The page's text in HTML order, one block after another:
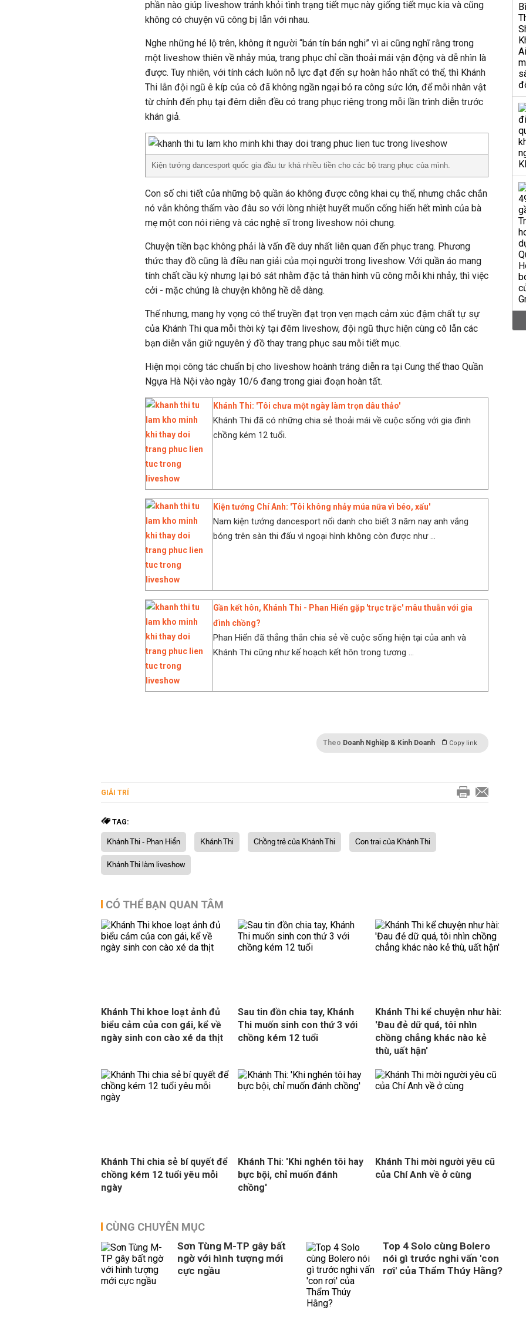
phần nào giúp liveshow tránh khỏi tình trạng tiết mục này giống tiết mục kia và cũng
không có chuyện vũ công bị lẫn với nhau.
Nghe những hé lộ trên, không ít người “bán tín bán nghi” vì ai cũng nghĩ rằng trong
một liveshow thiên về nhảy múa, trang phục chỉ cần thoải mái vận động và dễ nhìn là
được. Tuy nhiên, với tính cách luôn nỗ lực đạt đến sự hoàn hảo nhất có thể, thì Khánh
Thi lẫn đội ngũ ê kíp của cô đã không ngần ngại bỏ ra công sức lớn, để mỗi nhân vật
từ chính đến phụ tại đêm diễn đều có trang phục riêng trong mỗi lần trình diễn trước
khán giả.
Kiện tướng dancesport quốc gia đầu tư khá nhiều tiền cho các bộ trang phục của mình.
Con số chi tiết của những bộ quần áo không được công khai cụ thể, nhưng chắc chắn
nó vẫn không thấm vào đâu so với lòng nhiệt huyết muốn cống hiến hết mình của bà
mẹ một con nói riêng và các nghệ sĩ trong liveshow nói chung.
Chuyện tiền bạc không phải là vấn đề duy nhất liên quan đến phục trang. Phương
thức thay đồ cũng là điều nan giải của mọi người trong liveshow. Với quần áo mang
tính chất cầu kỳ nhưng lại bó sát nhằm đặc tả thân hình vũ công mỗi khi nhảy, thì việc
cởi - mặc chúng là chuyện không hề dễ dàng.
Thế nhưng, mang hy vọng có thể truyền đạt trọn vẹn mạch cảm xúc đậm chất tự sự
của Khánh Thi qua mỗi thời kỳ tại đêm liveshow, đội ngũ thực hiện cùng cô lẫn các
bạn diễn vẫn giữ nguyên ý đồ thay trang phục sau mỗi tiết mục.
Hiện mọi công tác chuẩn bị cho liveshow hoành tráng diễn ra tại Cung thể thao Quần
Ngựa Hà Nội vào ngày 10/6 đang trong giai đoạn hoàn tất.
Khánh Thi: 'Tôi chưa một ngày làm trọn dâu thảo'
Khánh Thi đã có những chia sẻ thoải mái về cuộc sống với gia đình
chồng kém 12 tuổi.
Kiện tướng Chí Anh: 'Tôi không nhảy múa nữa vì béo, xấu'
Nam kiện tướng dancesport nổi danh cho biết 3 năm nay anh vắng
bóng trên sàn thi đấu vì ngoại hình không còn được như ...
Gần kết hôn, Khánh Thi - Phan Hiển gặp 'trục trặc' mâu thuẫn với gia
đình chồng?
Phan Hiển đã thẳng thắn chia sẻ về cuộc sống hiện tại của anh và
Khánh Thi cũng như kế hoạch kết hôn trong tương ...
Theo Doanh Nghiệp & Kinh Doanh Copy link
GIẢI TRÍ
TAG:
Khánh Thi - Phan Hiển Khánh Thi Chồng trẻ của Khánh Thi
Con trai của Khánh Thi
Khánh Thi làm liveshow
CÓ THỂ BẠN QUAN TÂM
Khánh Thi khoe loạt ảnh đủ
biểu cảm của con gái, kể về
ngày sinh con cào xé da thịt
Sau tin đồn chia tay, Khánh
Thi muốn sinh con thứ 3 với
chồng kém 12 tuổi
Khánh Thi kể chuyện như hài:
'Đau đẻ dữ quá, tôi nhìn
chồng chẳng khác nào kẻ
thù, uất hận'
Khánh Thi chia sẻ bí quyết để
chồng kém 12 tuổi yêu mỗi
ngày
Khánh Thi: 'Khi nghén tôi hay
bực bội, chỉ muốn đánh
chồng'
Khánh Thi mời người yêu cũ
của Chí Anh về ở cùng
CÙNG CHUYÊN MỤC
Sơn Tùng M-TP gây bất
ngờ với hình tượng mới
cực ngầu
Top 4 Solo cùng Bolero
nói gì trước nghi vấn 'con
rơi' của Thẩm Thúy Hằng?